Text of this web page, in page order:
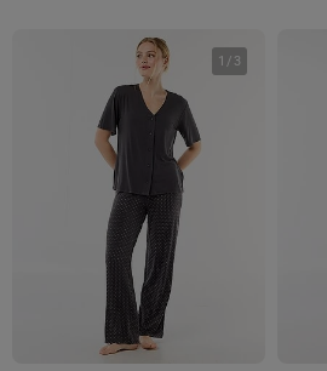
1 / 3